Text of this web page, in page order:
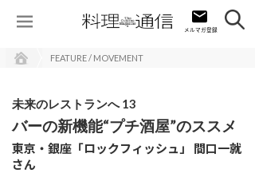
FEATURE / MOVEMENT
未来のレストランへ 13
バーの新機能“プチ酒屋”のススメ
東京・銀座「ロックフィッシュ」 間口一就
さん